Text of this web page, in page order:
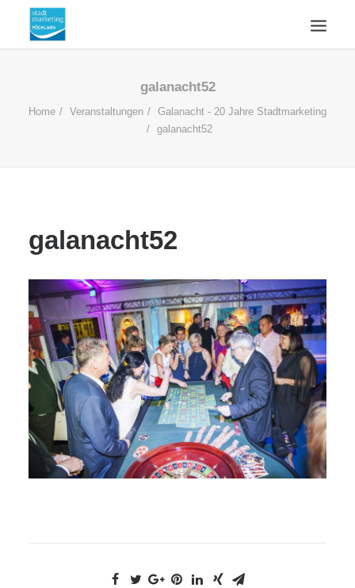
AKTUELLES
WIRTSCHAFTSSTANDORT
galanacht52
Home Veranstaltungen
Galanacht - 20 Jahre Stadtmarketing
galanacht52
galanacht52